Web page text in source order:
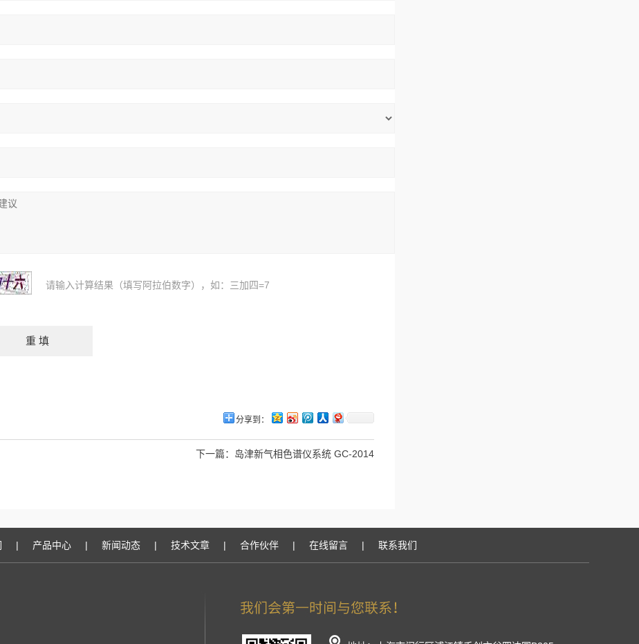
请输入计算结果（填写阿拉伯数字），如：三加四=7
分享到：
下一篇： 岛津新气相色谱仪系统 GC-2014
| 产品中心 | 新闻动态 | 技术文章 | 合作伙伴 | 在线留言 | 联系我们